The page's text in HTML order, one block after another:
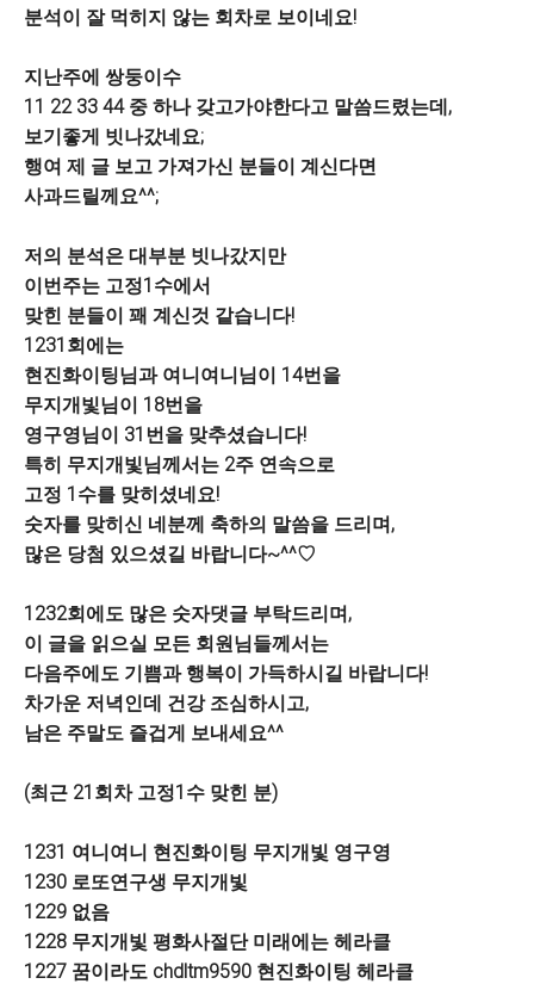
분석이 잘 먹히지 않는 회차로 보이네요!
지난주에 쌍둥이수
11 22 33 44 중 하나 갖고가야한다고 말씀드렸는데,
보기좋게 빗나갔네요;
행여 제 글 보고 가져가신 분들이 계신다면
사과드릴께요^^;
저의 분석은 대부분 빗나갔지만
이번주는 고정1수에서
맞힌 분들이 꽤 계신것 같습니다!
1231회에는
현진화이팅님과 여니여니님이 14번을
무지개빛님이 18번을
영구영님이 31번을 맞추셨습니다!
특히 무지개빛님께서는 2주 연속으로
고정 1수를 맞히셨네요!
숫자를 맞히신 네분께 축하의 말씀을 드리며,
많은 당첨 있으셨길 바랍니다~^^♡
1232회에도 많은 숫자댓글 부탁드리며,
이 글을 읽으실 모든 회원님들께서는
다음주에도 기쁨과 행복이 가득하시길 바랍니다!
차가운 저녁인데 건강 조심하시고,
남은 주말도 즐겁게 보내세요^^
(최근 21회차 고정1수 맞힌 분)
1231 여니여니 현진화이팅 무지개빛 영구영
1230 로또연구생 무지개빛
1229 없음
1228 무지개빛 평화사절단 미래에는 헤라클
1227 꿈이라도 chdltm9590 현진화이팅 헤라클